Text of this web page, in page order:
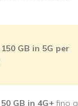
150 GB in 5G per
50 GB in 4G+fino a